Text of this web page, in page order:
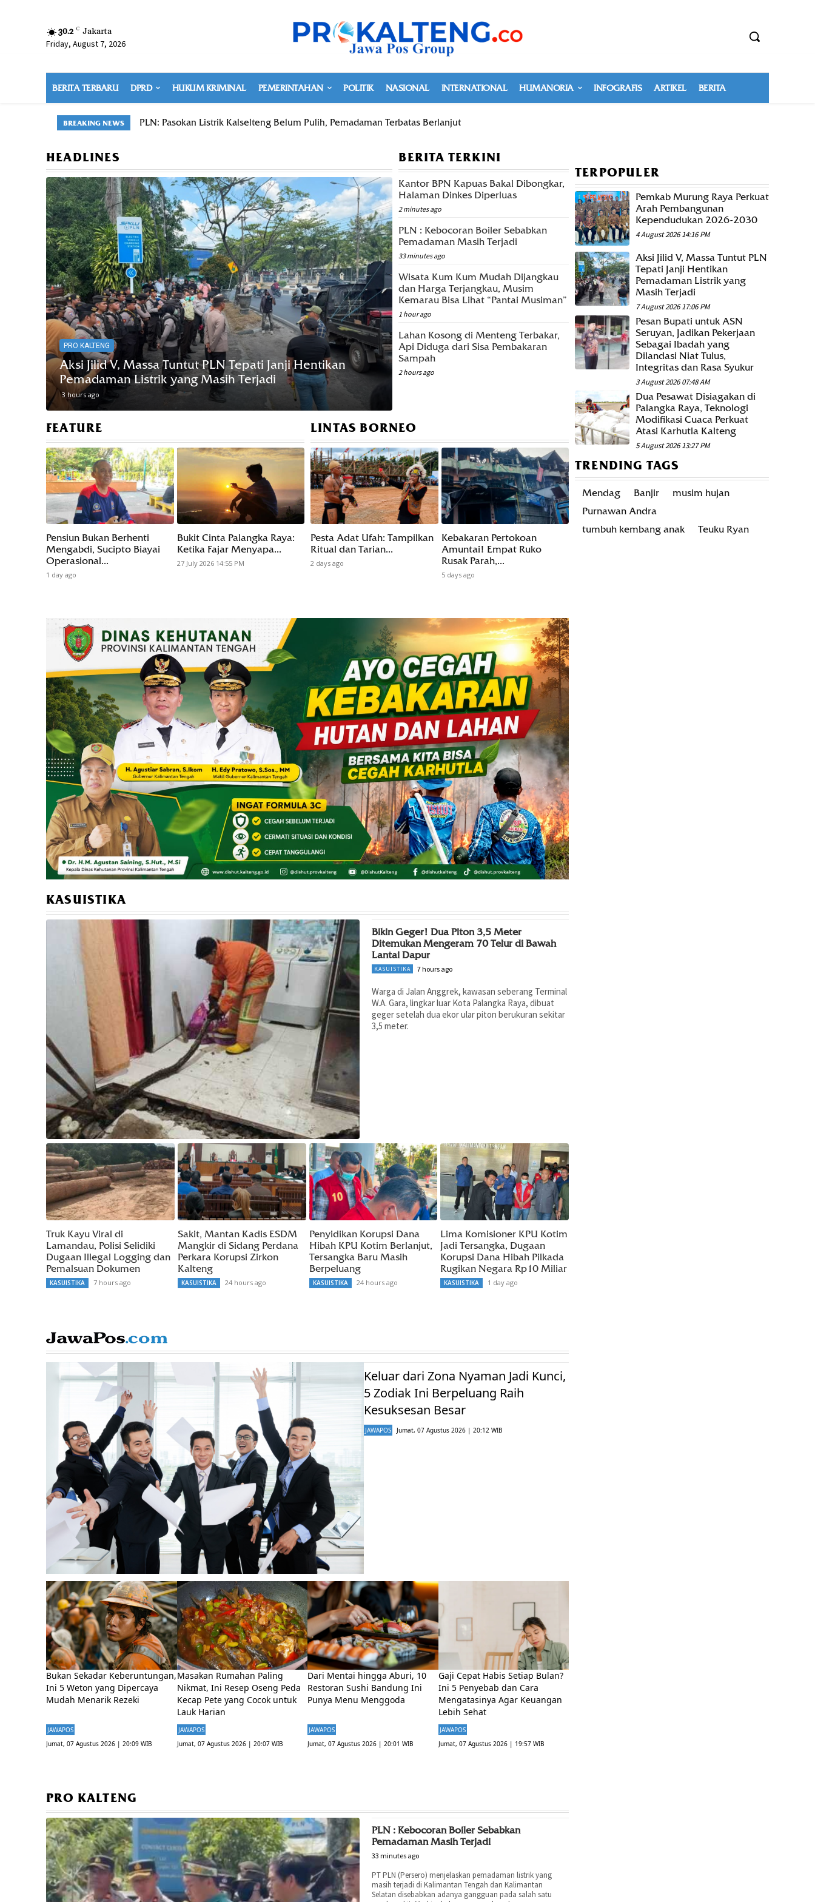
30.2 C Jakarta
Friday, August 7, 2026
BERITA TERBARU DPRD HUKUM KRIMINAL PEMERINTAHAN POLITIK NASIONAL INTERNATIONAL HUMANORIA INFOGRAFIS ARTIKEL BERITA
BREAKING NEWS PLN: Pasokan Listrik Kalselteng Belum Pulih, Pemadaman Terbatas Berlanjut
HEADLINES
Tuntut PLN Tepati Janji Hentikan
yang Masih Terjadi
NASIONAL
Pakai Rompi Pink dan Tangan Diborgol, Febrie
Adriansyah Diperiksa Kejagung
4 hours ago
DPRD PROVINSI KALTENG
Soroti Titik Panas di Lahan Adaro,
Sinergi Penanganan Karhutla di
4 hours ago
BERITA TERKINI
Kantor BPN Kapuas Bakal Dibongkar,
Halaman Dinkes Diperluas
2 minutes ago
PLN : Kebocoran Boiler Sebabkan
Pemadaman Masih Terjadi
33 minutes ago
Wisata Kum Kum Mudah Dijangkau
dan Harga Terjangkau, Musim
Kemarau Bisa Lihat “Pantai Musiman”
1 hour ago
Lahan Kosong di Menteng Terbakar,
Api Diduga dari Sisa Pembakaran
Sampah
2 hours ago
FEATURE
Pensiun Bukan Berhenti
Mengabdi, Sucipto Biayai
Operasional...
1 day ago
Bukit Cinta Palangka Raya:
Ketika Fajar Menyapa...
27 July 2026 14:55 PM
LINTAS BORNEO
Pesta Adat Ufah: Tampilkan
Ritual dan Tarian...
2 days ago
Kebakaran Pertokoan
Amuntai! Empat Ruko
Rusak Parah,...
5 days ago
KASUISTIKA
Bikin Geger! Dua Piton 3,5 Meter
Ditemukan Mengeram 70 Telur di Bawah
Lantai Dapur
KASUISTIKA 7 hours ago
Warga di Jalan Anggrek, kawasan seberang Terminal
W.A. Gara, lingkar luar Kota Palangka Raya, dibuat
geger setelah dua ekor ular piton berukuran sekitar
3,5 meter.
Truk Kayu Viral di
Lamandau, Polisi Selidiki
Dugaan Illegal Logging dan
Pemalsuan Dokumen
KASUISTIKA 7 hours ago
Sakit, Mantan Kadis ESDM
Mangkir di Sidang Perdana
Perkara Korupsi Zirkon
Kalteng
KASUISTIKA 24 hours ago
Penyidikan Korupsi Dana
Hibah KPU Kotim Berlanjut,
Tersangka Baru Masih
Berpeluang
KASUISTIKA 24 hours ago
Lima Komisioner KPU Kotim
Jadi Tersangka, Dugaan
Korupsi Dana Hibah Pilkada
Rugikan Negara Rp10 Miliar
KASUISTIKA 1 day ago
PRO KALTENG
PLN : Kebocoran Boiler Sebabkan
Pemadaman Masih Terjadi
33 minutes ago
PT PLN (Persero) menjelaskan pemadaman listrik yang
masih terjadi di Kalimantan Tengah dan Kalimantan
Selatan disebabkan adanya gangguan pada salah satu
TERPOPULER
Pemkab Murung Raya Perkuat
Arah Pembangunan
Kependudukan 2026-2030
4 August 2026 14:16 PM
Aksi Jilid V, Massa Tuntut PLN
Tepati Janji Hentikan
Pemadaman Listrik yang
Masih Terjadi
7 August 2026 17:06 PM
Pesan Bupati untuk ASN
Seruyan, Jadikan Pekerjaan
Sebagai Ibadah yang
Dilandasi Niat Tulus,
Integritas dan Rasa Syukur
3 August 2026 07:48 AM
Dua Pesawat Disiagakan di
Palangka Raya, Teknologi
Modifikasi Cuaca Perkuat
Atasi Karhutla Kalteng
5 August 2026 13:27 PM
TRENDING TAGS
Mendag Banjir
musim hujan
Purnawan Andra
tumbuh kembang anak
Teuku Ryan